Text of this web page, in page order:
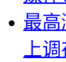
最
上